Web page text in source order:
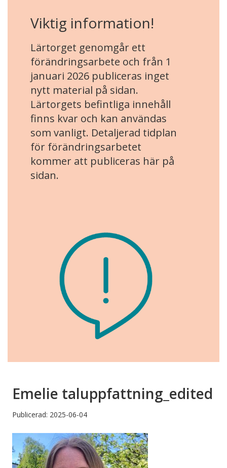
Viktig information!
Lärtorget genomgår ett
förändringsarbete och från 1
januari 2026 publiceras inget
nytt material på sidan.
Lärtorgets befintliga innehåll
finns kvar och kan användas
som vanligt. Detaljerad tidplan
för förändringsarbetet
kommer att publiceras här på
sidan.
Emelie taluppfattning_edited
Publicerad: 2025-06-04